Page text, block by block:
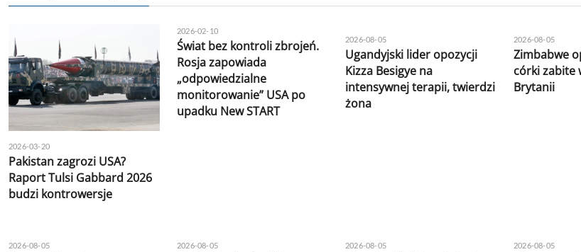
2026-03-20
Pakistan zagrozi USA?
Raport Tulsi Gabbard 2026
budzi kontrowersje
2026-02-10
Świat bez kontroli zbrojeń.
Rosja zapowiada
„odpowiedzialne
monitorowanie” USA po
upadku New START
2026-08-05
Ugandyjski lider opozycji
Kizza Besigye na
intensywnej terapii, twierdzi
żona
2026-08-05
Zimbabwe
córki zabite
Brytanii
2026-08-05 2026-08-05 2026-08-05 2026-08-05